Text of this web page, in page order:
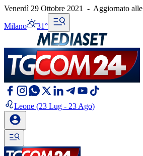
Venerdì 29 Ottobre 2021 - Aggiornato alle
Milano 31°
Leone (23 Lug - 23 Ago)